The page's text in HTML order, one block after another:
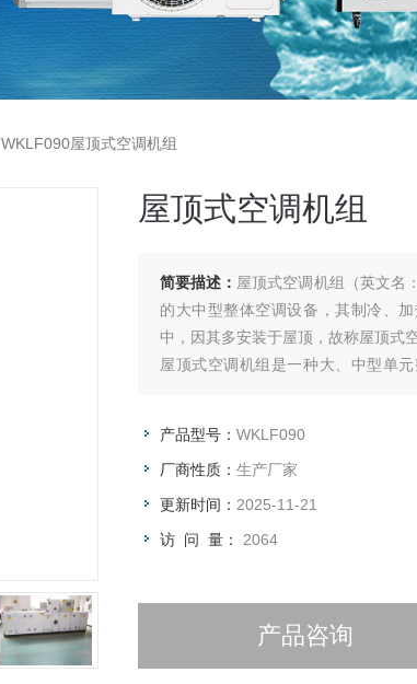
WKLF090屋顶式空调机组
屋顶式空调机组
简要描述： 屋顶式空调机组（英文名
的大中型整体空调设备，其制冷、
中，因其多安装于屋顶，故称屋顶式
屋顶式空调机组是一种大、中型单
产品型号： WKLF090
厂商性质： 生产厂家
更新时间： 2025-11-21
访 问 量： 2064
产品咨询